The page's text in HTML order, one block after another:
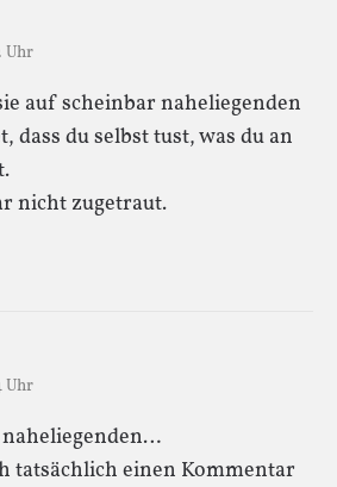
Uhr
auf scheinbar naheliegenden
du selbst tust, was du an
nicht zugetraut.
Uhr
tatsächlich einen Kommentar